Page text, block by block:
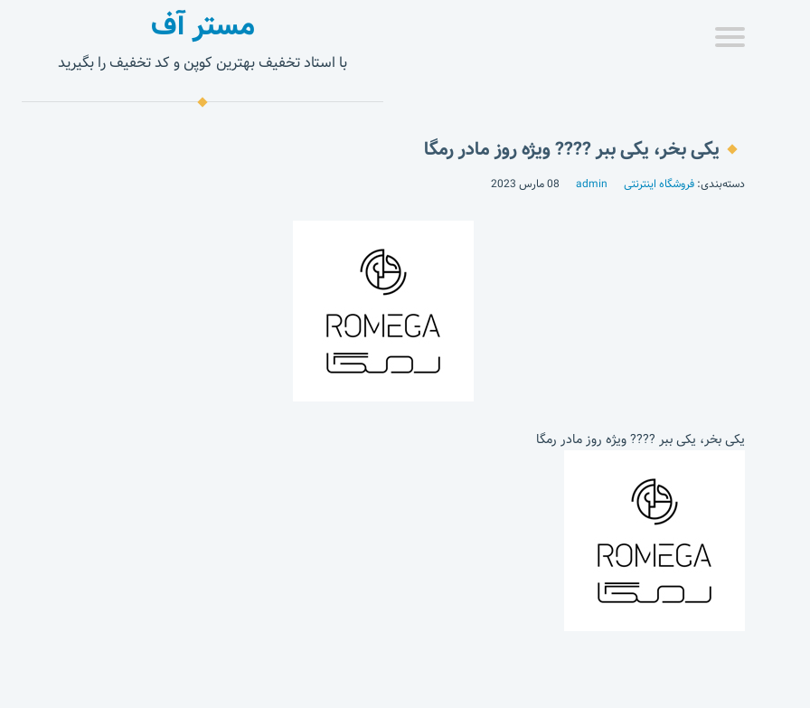
مستر آف
با استاد تخفیف بهترین کوپن و کد تخفیف را بگیرید
یکی بخر، یکی ببر ???? ویژه روز مادر رمگا
دسته‌بندی: فروشگاه اینترنتی admin 08 مارس 2023
یکی بخر، یکی ببر ???? ویژه روز مادر رمگا